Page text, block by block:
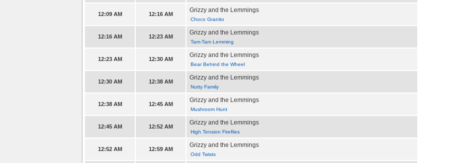
12:09 AM 12:16 AM
Grizzy and the Lemmings
Choco Granito
12:16 AM 12:23 AM
Grizzy and the Lemmings
Tam-Tam Lemming
12:23 AM 12:30 AM
Grizzy and the Lemmings
Bear Behind the Wheel
12:30 AM 12:38 AM
Grizzy and the Lemmings
Nutty Family
12:38 AM 12:45 AM
Grizzy and the Lemmings
Mushroom Hunt
12:45 AM 12:52 AM
Grizzy and the Lemmings
High Tension Fireflies
12:52 AM 12:59 AM
Grizzy and the Lemmings
Odd Twists